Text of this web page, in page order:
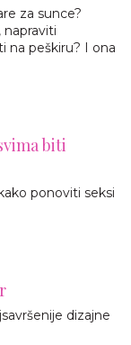
za sunce?
na peškiru? I ona
biti
ponoviti seksi
dizajne